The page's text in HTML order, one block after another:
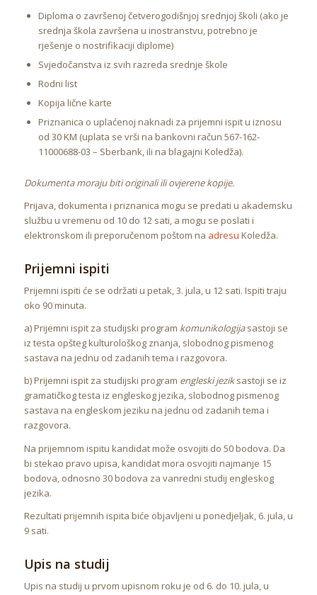
Diploma o završenoj četverogodišnjoj srednjoj školi (ako je
srednja škola završena u inostranstvu, potrebno je
rješenje o nostrifikaciji diplome)
Svjedočanstva iz svih razreda srednje škole
Rodni list
Kopija lične karte
Priznanica o uplaćenoj naknadi za prijemni ispit u iznosu
od 30 KM (uplata se vrši na bankovni račun 567-162-
11000688-03 – Sberbank, ili na blagajni Koledža).
Dokumenta moraju biti originali ili ovjerene kopije.
Prijava, dokumenta i priznanica mogu se predati u akademsku
službu u vremenu od 10 do 12 sati, a mogu se poslati i
elektronskom ili preporučenom poštom na adresu Koledža.
Prijemni ispiti
Prijemni ispiti će se održati u petak, 3. jula, u 12 sati. Ispiti traju
oko 90 minuta.
a) Prijemni ispit za studijski program komunikologijasastoji se
iz testa opšteg kulturološkog znanja, slobodnog pismenog
sastava na jednu od zadanih tema i razgovora.
b) Prijemni ispit za studijski program engleski jeziksastoji se iz
gramatičkog testa iz engleskog jezika, slobodnog pismenog
sastava na engleskom jeziku na jednu od zadanih tema i
razgovora.
Na prijemnom ispitu kandidat može osvojiti do 50 bodova. Da
bi stekao pravo upisa, kandidat mora osvojiti najmanje 15
bodova, odnosno 30 bodova za vanredni studij engleskog
jezika.
Rezultati prijemnih ispita biće objavljeni u ponedjeljak, 6. jula, u
9 sati.
Upis na studij
Upis na studij u prvom upisnom roku je od 6. do 10. jula, u